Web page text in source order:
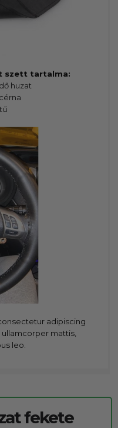
szett tartalma:
huzat
adipiscing
mattis,
leo.
fekete